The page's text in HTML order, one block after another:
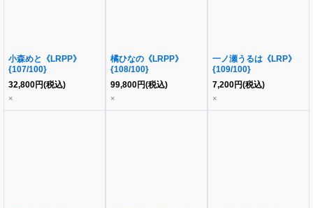
小森めと《LRPP》
{107/100}
32,800円(税込)
×
橘ひなの《LRPP》
{108/100}
99,800円(税込)
×
一ノ瀬うるは《LRP》
{109/100}
7,200円(税込)
×